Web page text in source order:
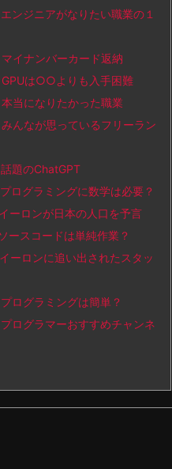
ジニアがなりたい職業の１
イナンバーカード返納
は○○よりも入手困難
当になりたかった職業
んなが思っているフリーラン
題のChatGPT
グラミングに数学は必要？
ロンが日本の人口を予言
スコードは単純作業？
ロンに追い出されたスタッ
ログラミングは簡単？
グラマーおすすめチャンネ